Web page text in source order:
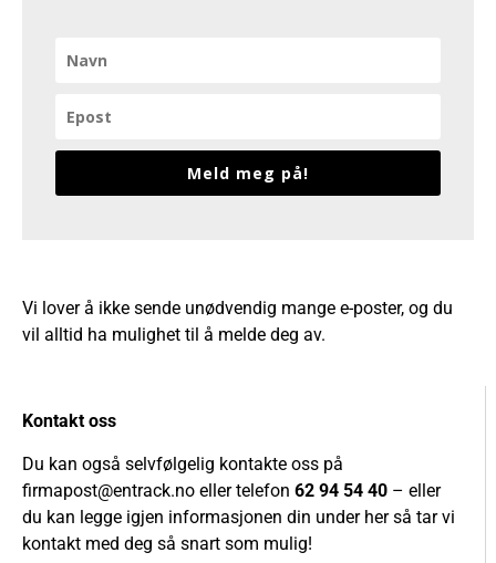
Kontakt oss
Du kan også selvfølgelig kontakte oss på
firmapost@entrack.no eller telefon 62 94 54 40 – eller
du kan legge igjen informasjonen din under her så tar vi
kontakt med deg så snart som mulig!
Meld meg på!
Vi lover å ikke sende unødvendig mange e-poster, og du
vil alltid ha mulighet til å melde deg av.